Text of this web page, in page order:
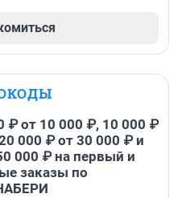
₽ от 10 000 ₽, 10 000 ₽
000 ₽ от 30 000 ₽ и
000 ₽ на первый и
заказы по